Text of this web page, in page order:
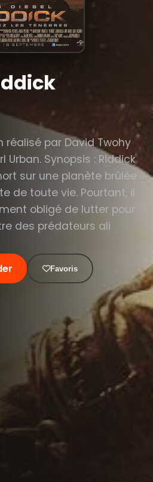
réalisé par David Twohy
Urban. Synopsis : Riddick
sur une planète brûlée
de toute vie. Pourtant, il
obligé de lutter pour
des prédateurs ali
Favoris